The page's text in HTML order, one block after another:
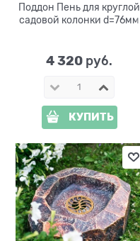
Поддон Пень для круглой
садовой колонки d=76мм
4 320 руб.
КУПИТЬ